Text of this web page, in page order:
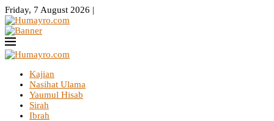
Friday, 7 August 2026 |
Kajian
Nasihat Ulama
Yaumul Hisab
Sirah
Ibrah